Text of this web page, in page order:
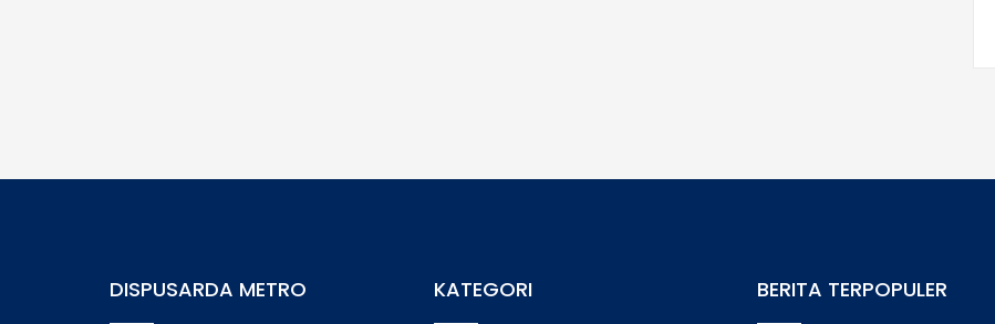
DISPUSARDA METRO KATEGORI BERITA TERPOPULER